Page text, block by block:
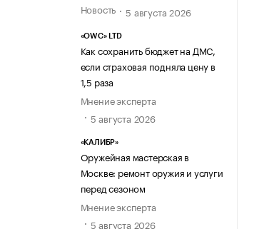
Новость
5 августа 2026
«OWC» LTD
Как сохранить бюджет на ДМС,
если страховая подняла цену в
1,5 раза
Мнение эксперта
5 августа 2026
«КАЛИБР»
Оружейная мастерская в
Москве: ремонт оружия и услуги
перед сезоном
Мнение эксперта
5 августа 2026